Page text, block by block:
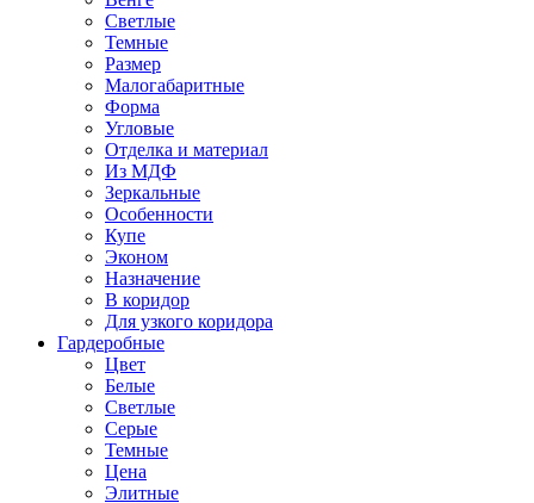
Светлые
Темные
Размер
Малогабаритные
Форма
Угловые
Отделка и материал
Из МДФ
Зеркальные
Особенности
Купе
Эконом
Назначение
В коридор
Для узкого коридора
Гардеробные
Цвет
Белые
Светлые
Серые
Темные
Цена
Элитные